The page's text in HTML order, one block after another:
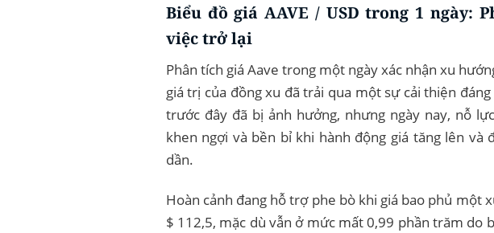
Biểu đồ giá AAVE / USD trong 1 ngày:
việc trở lại
Phân tích giá Aave trong một ngày xác nhận xu
giá trị của đồng xu đã trải qua một sự cải thiện
trước đây đã bị ảnh hưởng, nhưng ngày nay, nỗ
khen ngợi và bền bỉ khi hành động giá tăng lên và
dần.
Hoàn cảnh đang hỗ trợ phe bò khi giá bao phủ một
$ 112,5, mặc dù vẫn ở mức mất 0,99 phần trăm do